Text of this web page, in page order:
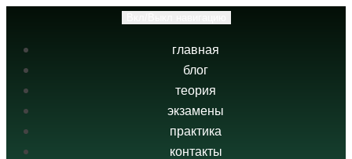
главная
блог
теория
экзамены
практика
контакты